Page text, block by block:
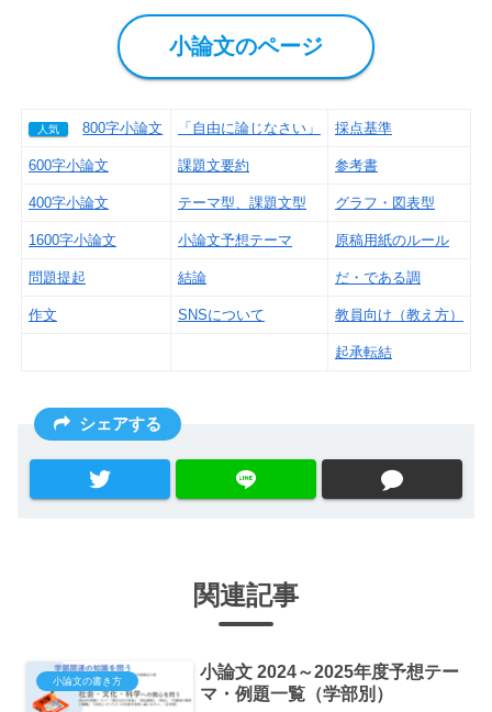
小論文のページ
人気 800字小論文 「自由に論じなさい」 採点基準
600字小論文 課題文要約 参考書
400字小論文 テーマ型、課題文型 グラフ・図表型
1600字小論文 小論文予想テーマ 原稿用紙のルール
問題提起 結論 だ・である調
作文 SNSについて 教員向け（教え方）
起承転結
シェアする
関連記事
小論文の書き方
小論文 2024～2025年度予想テー
マ・例題一覧（学部別）